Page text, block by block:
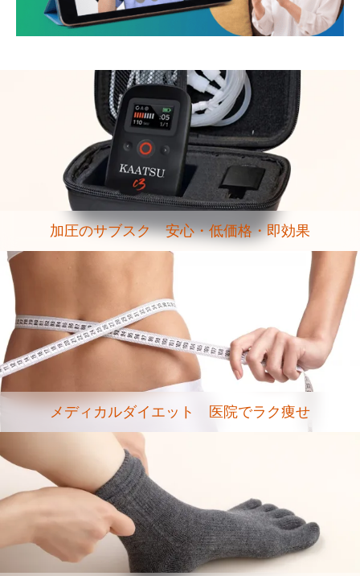
加圧のサブスク 安心・低価格・即効果
メディカルダイエット 医院でラク痩せ